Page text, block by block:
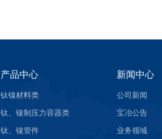
产品中心
钛镍材料类
钛、镍制压力容器类
钛、镍管件
新闻中心
公司新闻
宝冶公告
业务领域